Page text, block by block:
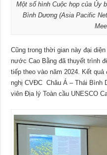
Một số hình Cuộc họp của Ủy
Bình Dương (Asia Pacific
Cũng trong thời gian này đại
nước Cao Bằng đã thuyết trình
tiếp theo vào năm 2024. Kết
nghị CVĐC Châu Á – Thái Bình
viên Địa lý Toàn cầu UNESCO